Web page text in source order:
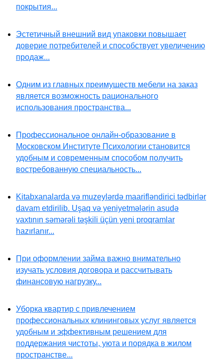
покрытия...
Эстетичный внешний вид упаковки повышает
доверие потребителей и способствует увеличению
продаж...
Одним из главных преимуществ мебели на заказ
является возможность рационального
использования пространства...
Профессиональное онлайн-образование в
Московском Институте Психологии становится
удобным и современным способом получить
востребованную специальность...
Kitabxanalarda və muzeylərdə maarifləndirici tədbirlər
davam etdirilib. Uşaq və yeniyetmələrin asudə
vaxtının səmərəli təşkili üçün yeni proqramlar
hazırlanır...
При оформлении займа важно внимательно
изучать условия договора и рассчитывать
финансовую нагрузку...
Уборка квартир с привлечением
профессиональных клининговых услуг является
удобным и эффективным решением для
поддержания чистоты, уюта и порядка в жилом
пространстве...